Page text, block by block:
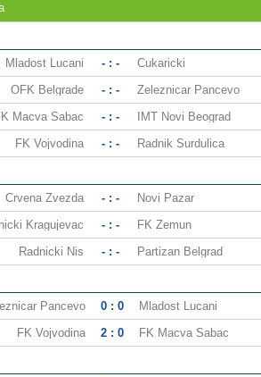
Mladost Lucani - : - Cukaricki
OFK Belgrade - : - Zeleznicar Pancevo
Macva Sabac - : - IMT Novi Beograd
FK Vojvodina - : - Radnik Surdulica
Crvena Zvezda - : - Novi Pazar
Kragujevac - : - FK Zemun
Radnicki Nis - : - Partizan Belgrad
Pancevo 0 : 0 Mladost Lucani
FK Vojvodina 2 : 0 FK Macva Sabac